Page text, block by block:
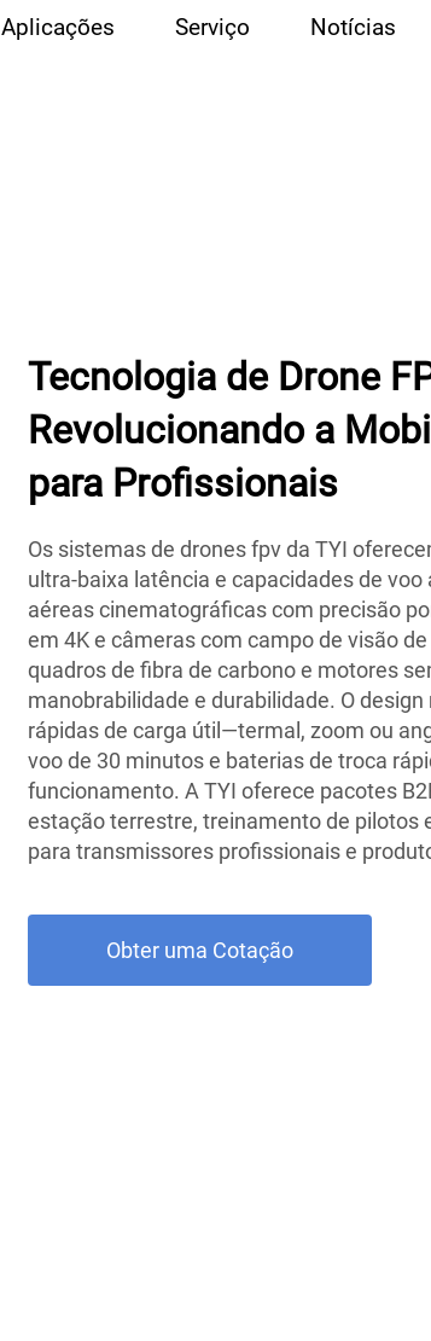
Aplicações Serviço Notícias
Tecnologia de Drone
Revolucionando a
para Profissionais
Os sistemas de drones fpv da TYI
ultra-baixa latência e capacidades de
aéreas cinematográficas com precisão
em 4K e câmeras com campo de visão
quadros de fibra de carbono e motores
manobrabilidade e durabilidade. O
rápidas de carga útil—termal, zoom ou
voo de 30 minutos e baterias de troca
funcionamento. A TYI oferece pacotes
estação terrestre, treinamento de pilotos
para transmissores profissionais e
Obter uma Cotação